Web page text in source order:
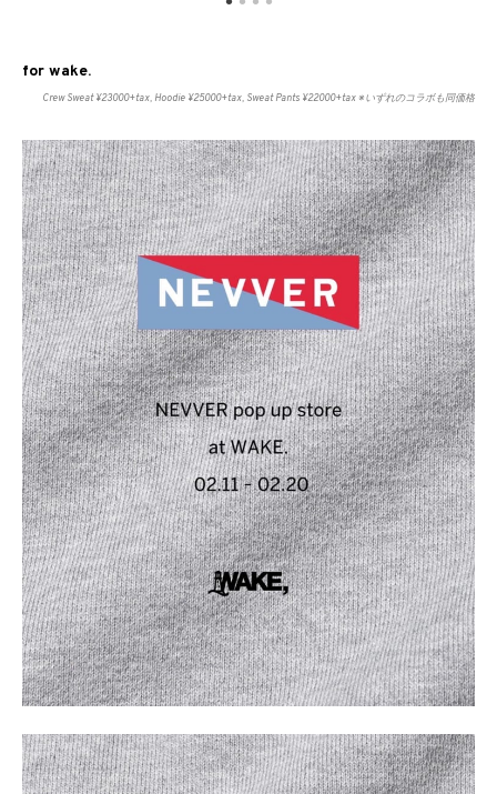
for wake.
Crew Sweat ¥23000+tax, Hoodie ¥25000+tax, Sweat Pants ¥22000+tax ※いずれのコラボも同価格